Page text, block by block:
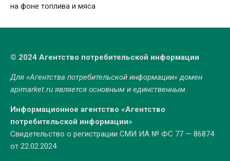
на фоне топлива и мяса
© 2024 Агентство потребительской информации
Для «Агентства потребительской информации» домен
apimarket.ruявляется основным и единственным.
Информационное агентство «Агентство
потребительской информации»
Свидетельство о регистрации СМИ ИА № ФС 77 — 86874
от 22.02.2024